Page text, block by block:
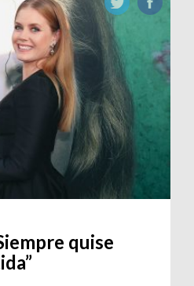
quise